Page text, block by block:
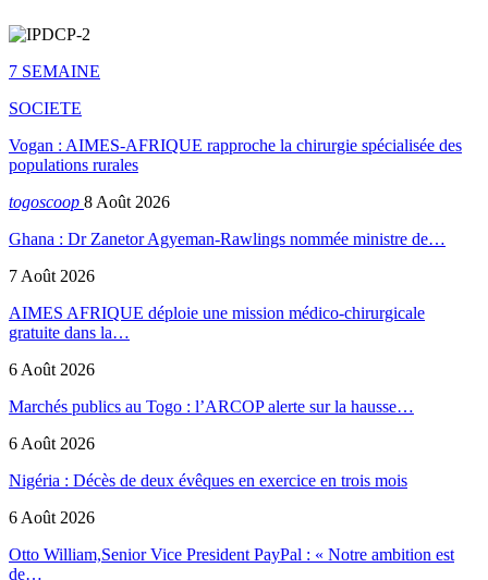
7 SEMAINE
SOCIETE
Vogan : AIMES-AFRIQUE rapproche la chirurgie spécialisée des
populations rurales
togoscoop 8 Août 2026
Ghana : Dr Zanetor Agyeman-Rawlings nommée ministre de…
7 Août 2026
AIMES AFRIQUE déploie une mission médico-chirurgicale
gratuite dans la…
6 Août 2026
Marchés publics au Togo : l’ARCOP alerte sur la hausse…
6 Août 2026
Nigéria : Décès de deux évêques en exercice en trois mois
6 Août 2026
Otto William,Senior Vice President PayPal : « Notre ambition est
de…